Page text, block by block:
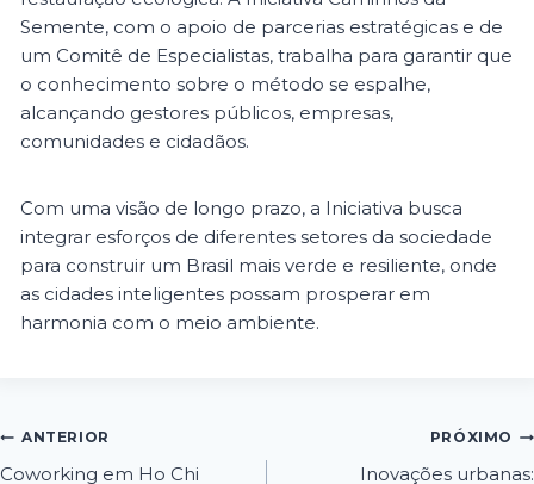
Semente, com o apoio de parcerias estratégicas e de
um Comitê de Especialistas, trabalha para garantir que
o conhecimento sobre o método se espalhe,
alcançando gestores públicos, empresas,
comunidades e cidadãos.
Com uma visão de longo prazo, a Iniciativa busca
integrar esforços de diferentes setores da sociedade
para construir um Brasil mais verde e resiliente, onde
as cidades inteligentes possam prosperar em
harmonia com o meio ambiente.
ANTERIOR
Coworking em Ho Chi
PRÓXIMO
Inovações urbanas: